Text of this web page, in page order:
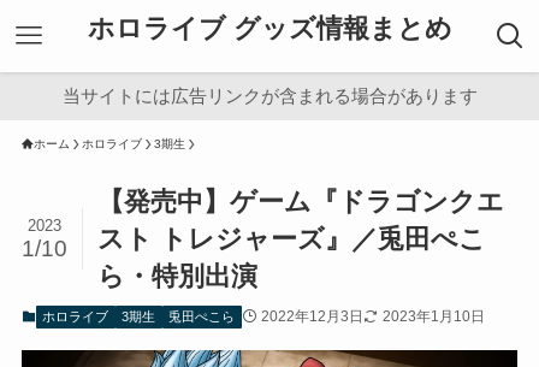
ホロライブ グッズ情報まとめ
当サイトには広告リンクが含まれる場合があります
ホーム ホロライブ 3期生
【発売中】ゲーム『ドラゴンクエ
スト トレジャーズ』／兎田ぺこ
ら・特別出演
2023
1/10
ホロライブ 3期生 兎田ぺこら 2022年12月3日 2023年1月10日